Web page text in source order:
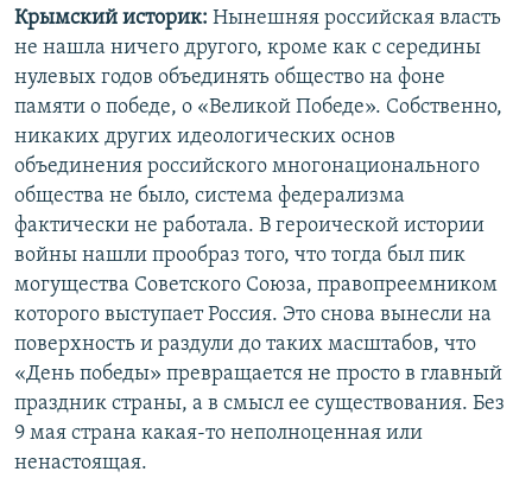
Крымский историк: Нынешняя российская власть
не нашла ничего другого, кроме как с середины
нулевых годов объединять общество на фоне
памяти о победе, о «Великой Победе». Собственно,
никаких других идеологических основ
объединения российского многонационального
общества не было, система федерализма
фактически не работала. В героической истории
войны нашли прообраз того, что тогда был пик
могущества Советского Союза, правопреемником
которого выступает Россия. Это снова вынесли на
поверхность и раздули до таких масштабов, что
«День победы» превращается не просто в главный
праздник страны, а в смысл ее существования. Без
9 мая страна какая-то неполноценная или
ненастоящая.